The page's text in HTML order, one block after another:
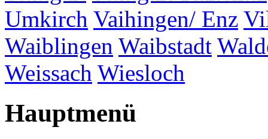
Umkirch Vaihingen/ Enz
Waiblingen Waibstadt
Weissach Wiesloch
Hauptmenü